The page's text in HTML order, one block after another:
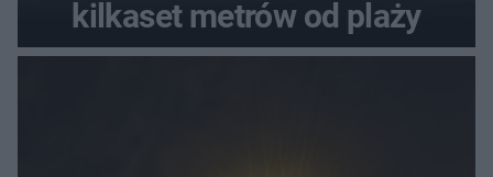
kilkaset metrów od plaży